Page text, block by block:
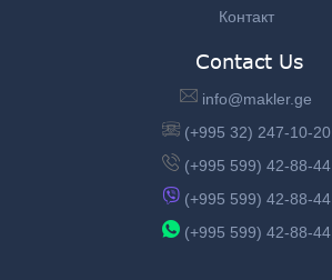
Контакт
Contact Us
info@makler.ge
(+995 32) 247-10-20
(+995 599) 42-88-44
(+995 599) 42-88-44
(+995 599) 42-88-44